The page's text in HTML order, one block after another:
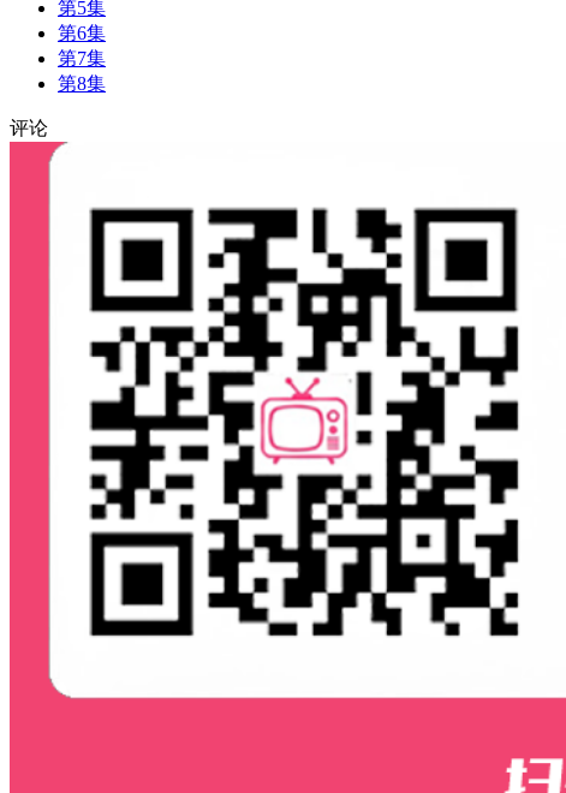
00:00/0:00
第5集
第6集
第7集
第8集
评论